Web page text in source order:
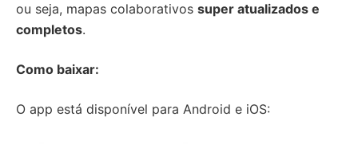
ou seja, mapas colaborativos super atualizados e
completos.
Como baixar:
O app está disponível para Android e iOS: